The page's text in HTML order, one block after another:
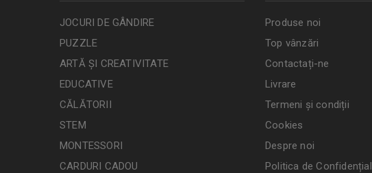
JOCURI DE GÂNDIRE
PUZZLE
ARTĂ ȘI CREATIVITATE
EDUCATIVE
CĂLĂTORII
STEM
MONTESSORI
CARDURI CADOU
Produse noi
Top vânzări
Contactați-ne
Livrare
Termeni și condiții
Cookies
Despre noi
Politica de